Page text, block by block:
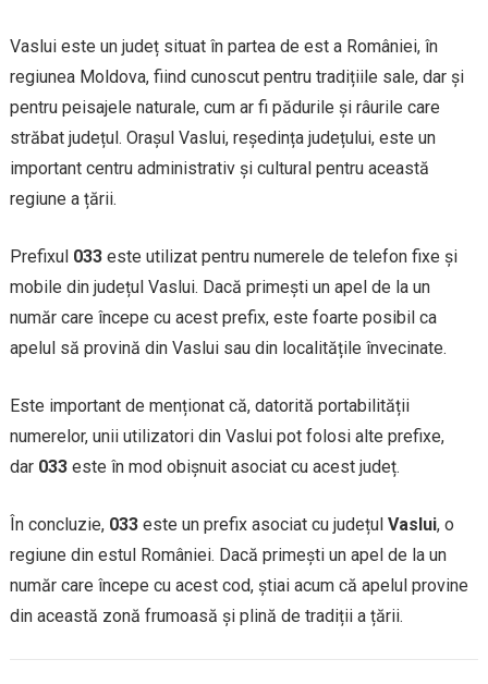
Vaslui este un județ situat în partea de est a României, în
regiunea Moldova, fiind cunoscut pentru tradițiile sale, dar și
pentru peisajele naturale, cum ar fi pădurile și râurile care
străbat județul. Orașul Vaslui, reședința județului, este un
important centru administrativ și cultural pentru această
regiune a țării.
Prefixul 033este utilizat pentru numerele de telefon fixe și
mobile din județul Vaslui. Dacă primești un apel de la un
număr care începe cu acest prefix, este foarte posibil ca
apelul să provină din Vaslui sau din localitățile învecinate.
Este important de menționat că, datorită portabilității
numerelor, unii utilizatori din Vaslui pot folosi alte prefixe,
dar 033este în mod obișnuit asociat cu acest județ.
În concluzie, 033este un prefix asociat cu județul Vaslui, o
regiune din estul României. Dacă primești un apel de la un
număr care începe cu acest cod, știai acum că apelul provine
din această zonă frumoasă și plină de tradiții a țării.